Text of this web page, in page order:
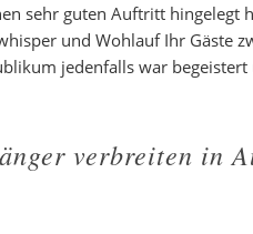
sehr guten Auftritt hingelegt
und Wohlauf Ihr Gäste
jedenfalls war
verbreiten in